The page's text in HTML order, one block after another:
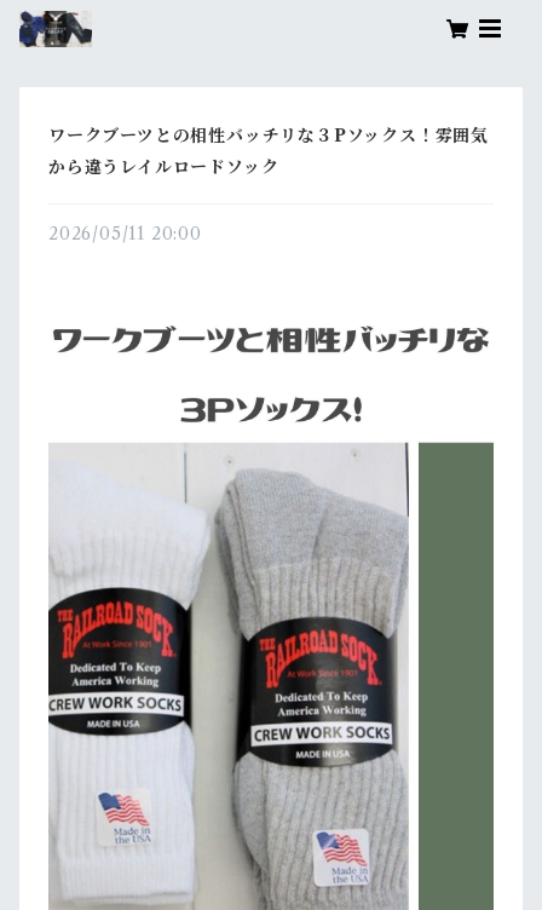
ワークブーツとの相性バッチリな３Pソックス！雰囲気
から違うレイルロードソック
2026/05/11 20:00